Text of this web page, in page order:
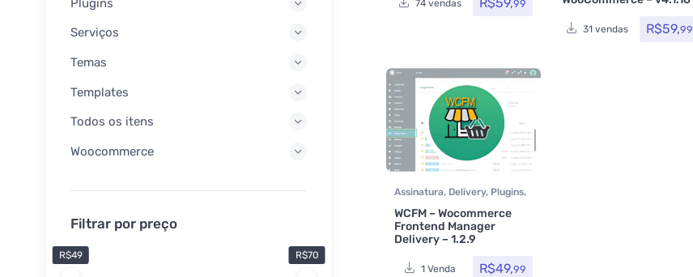
74 vendas 99
31 vendas R$59,99
Assinatura, Delivery, Plugins,
Woocommerce
WCFM – Wocommerce
Frontend Manager
Delivery – 1.2.9
1 Venda R$49,99
Plugins
Serviços
Temas
Templates
Todos os itens
Woocommerce
Filtrar por preço
R$49 R$70